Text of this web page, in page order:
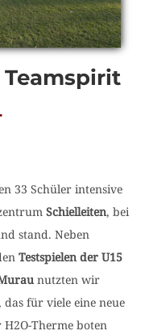
33 Schüler intensive
Schielleiten, bei
stand. Neben
Testspielen der U15
nutzten wir
das für viele eine neue
Therme boten